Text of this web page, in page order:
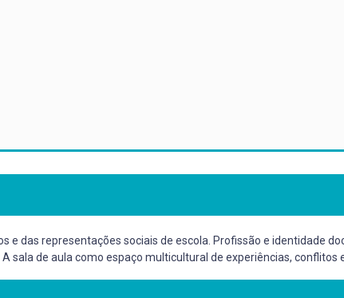
e das representações sociais de escola. Profissão e identidade
sala de aula como espaço multicultural de experiências, conflitos